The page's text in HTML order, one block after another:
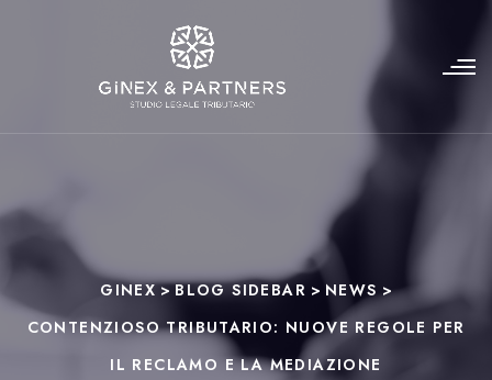
GINEX>BLOG SIDEBAR > NEWS >
CONTENZIOSO TRIBUTARIO: NUOVE REGOLE PER
IL RECLAMO E LA MEDIAZIONE